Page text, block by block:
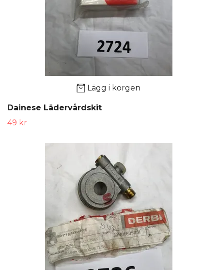
Lägg i korgen
Dainese Lädervårdskit
49 kr